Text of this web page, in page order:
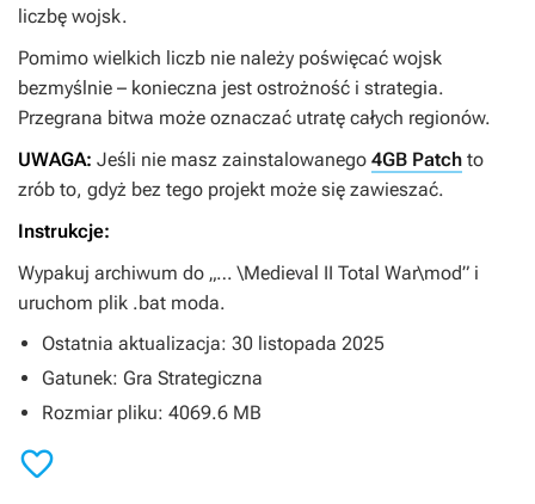
liczbę wojsk.
Pomimo wielkich liczb nie należy poświęcać wojsk
bezmyślnie – konieczna jest ostrożność i strategia.
Przegrana bitwa może oznaczać utratę całych regionów.
UWAGA: Jeśli nie masz zainstalowanego 4GB Patch to
zrób to, gdyż bez tego projekt może się zawieszać.
Instrukcje:
Wypakuj archiwum do „… \Medieval II Total War\mod” i
uruchom plik .bat moda.
Ostatnia aktualizacja: 30 listopada 2025
Gatunek: Gra Strategiczna
Rozmiar pliku: 4069.6 MB
